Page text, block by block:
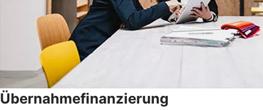
Übernahmefinanzierung